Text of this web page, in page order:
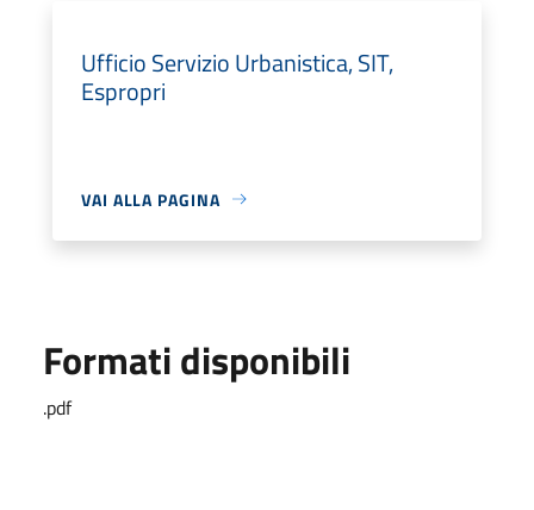
Ufficio Servizio Urbanistica, SIT,
Espropri
VAI ALLA PAGINA
Formati disponibili
.pdf